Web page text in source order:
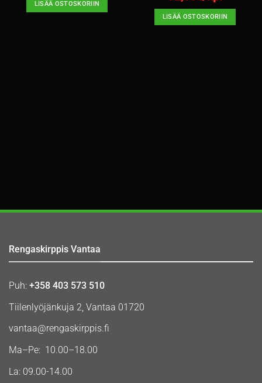
LISÄÄ OSTOSKORIIN
LISÄÄ OSTOSKORIIN
Rengaskirppis Vantaa
Puh: +358 403 573 510
Tiilenlyöjänkuja 2, Vantaa 01720
vantaa@rengaskirppis.fi
Ma–Pe: 10.00–18.00
La: 09.00-14.00